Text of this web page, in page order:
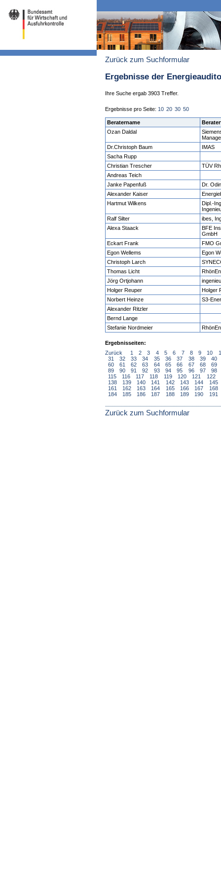
Zurück zum Suchformular
Ergebnisse der
Ihre Suche ergab 3903 Treffer.
Ergebnisse pro Seite: 10 20 30 50
Beratername
Ozan Daldal
Dr.Christoph Baum
IMAS
Sacha Rupp
Christian Trescher
TÜV
Andreas Teich
Janke Papenfuß
Dr.
Alexander Kaiser
Hartmut Wilkens
Dipl.-
Ralf Silter
ibes,
Alexa Staack
BFE
GmbH
Eckart Frank
FMO
Egon Wellems
Egon
Christoph Larch
Thomas Licht
Jörg Ortjohann
Holger Reuper
Holger
Norbert Heinze
S3-
Alexander Ritzler
Bernd Lange
Stefanie Nordmeier
Ergebnisseiten:
Zurück
1 2 3 4 5 6 7 8 9 10
31
32 33 34 35 36 37 38 39
40
60
61 62 63 64 65 66 67 68
69
89
90 91 92 93 94 95 96 97
98
115
116 117 118 119 120 121 122
138
139 140 141 142 143 144
145
161
162 163 164 165 166 167
168
184
185 186 187 188 189 190 191
Zurück zum Suchformular